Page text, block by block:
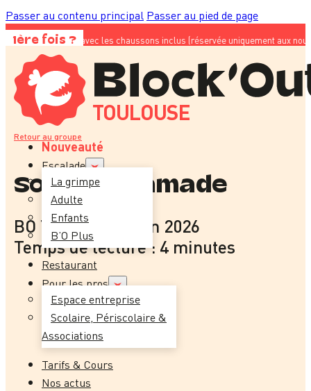
Passer au contenu principal Passer au pied de page
1ère fois ?
23€ avec les chaussons inclus (réservée uniquement aux nouveaux
TOULOUSE
Retour au groupe
Escalade
La grimpe
Adulte
Enfants
B’O Plus
Restaurant
Pour les pros
Espace entreprise
Scolaire, Périscolaire &
Associations
Tarifs & Cours
Nos actus
Nouveauté
Sortie Laramade
BO Toulouse
9 juin 2026
Temps de lecture : 4 minutes